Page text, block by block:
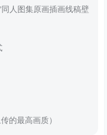
人图集原画插画线稿壁
的最高画质）